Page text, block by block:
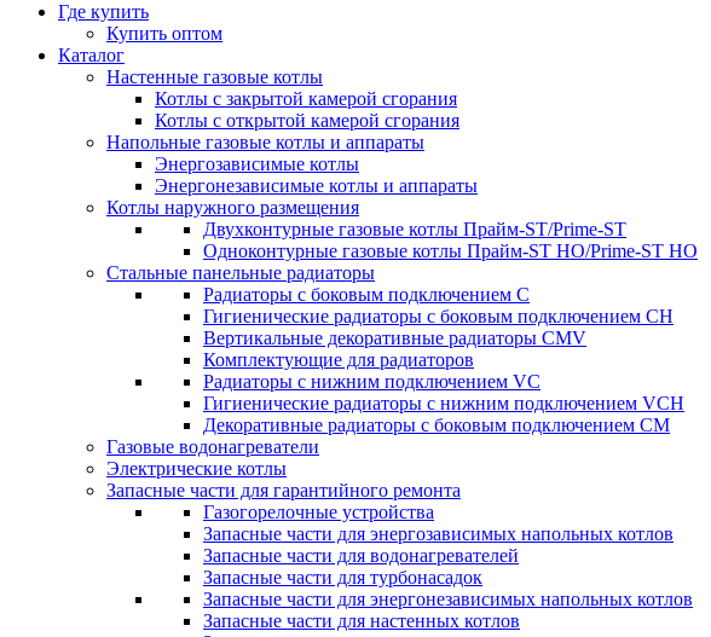
Где купить
Купить оптом
Каталог
Настенные газовые котлы
Котлы с закрытой камерой сгорания
Котлы с открытой камерой сгорания
Напольные газовые котлы и аппараты
Энергозависимые котлы
Энергонезависимые котлы и аппараты
Котлы наружного размещения
Двухконтурные газовые котлы Прайм-ST/Prime-ST
Одноконтурные газовые котлы Прайм-ST HO/Prime-ST HO
Стальные панельные радиаторы
Радиаторы c боковым подключением C
Гигиенические радиаторы c боковым подключением CH
Вертикальные декоративные радиаторы CMV
Комплектующие для радиаторов
Радиаторы c нижним подключением VC
Гигиенические радиаторы c нижним подключением VCH
Декоративные радиаторы с боковым подключением CM
Газовые водонагреватели
Электрические котлы
Запасные части для гарантийного ремонта
Газогорелочные устройства
Запасные части для энергозависимых напольных котлов
Запасные части для водонагревателей
Запасные части для турбонасадок
Запасные части для энергонезависимых напольных котлов
Запасные части для настенных котлов